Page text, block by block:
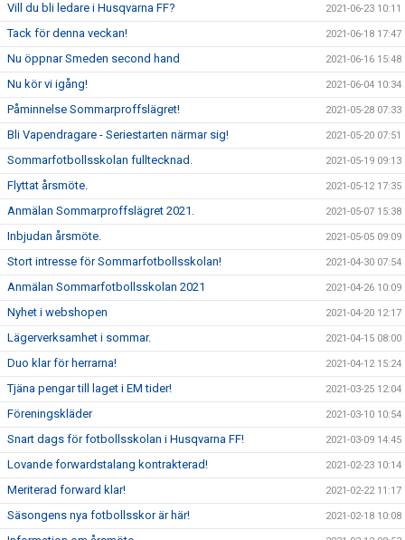
Vill du bli ledare i Husqvarna FF? 2021-06-23 10:11
Tack för denna veckan! 2021-06-18 17:47
Nu öppnar Smeden second hand 2021-06-16 15:48
Nu kör vi igång! 2021-06-04 10:34
Påminnelse Sommarproffslägret! 2021-05-28 07:33
Bli Vapendragare - Seriestarten närmar sig! 2021-05-20 07:51
Sommarfotbollsskolan fulltecknad. 2021-05-19 09:13
Flyttat årsmöte. 2021-05-12 17:35
Anmälan Sommarproffslägret 2021. 2021-05-07 15:38
Inbjudan årsmöte. 2021-05-05 09:09
Stort intresse för Sommarfotbollsskolan! 2021-04-30 07:54
Anmälan Sommarfotbollsskolan 2021 2021-04-26 10:09
Nyhet i webshopen 2021-04-20 12:17
Lägerverksamhet i sommar. 2021-04-15 08:00
Duo klar för herrarna! 2021-04-12 15:24
Tjäna pengar till laget i EM tider! 2021-03-25 12:04
Föreningskläder 2021-03-10 10:54
Snart dags för fotbollsskolan i Husqvarna FF! 2021-03-09 14:45
Lovande forwardstalang kontrakterad! 2021-02-23 10:14
Meriterad forward klar! 2021-02-22 11:17
Säsongens nya fotbollsskor är här! 2021-02-18 10:08